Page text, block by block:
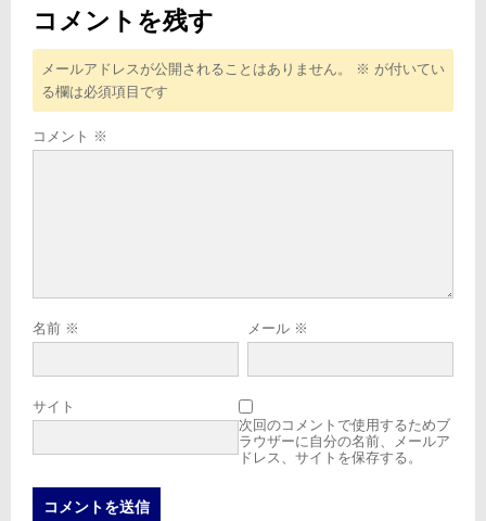
コメントを残す
メールアドレスが公開されることはありません。 ※ が付いてい
る欄は必須項目です
コメント ※
名前 ※ メール ※
サイト
次回のコメントで使用するためブ
ラウザーに自分の名前、メールア
ドレス、サイトを保存する。